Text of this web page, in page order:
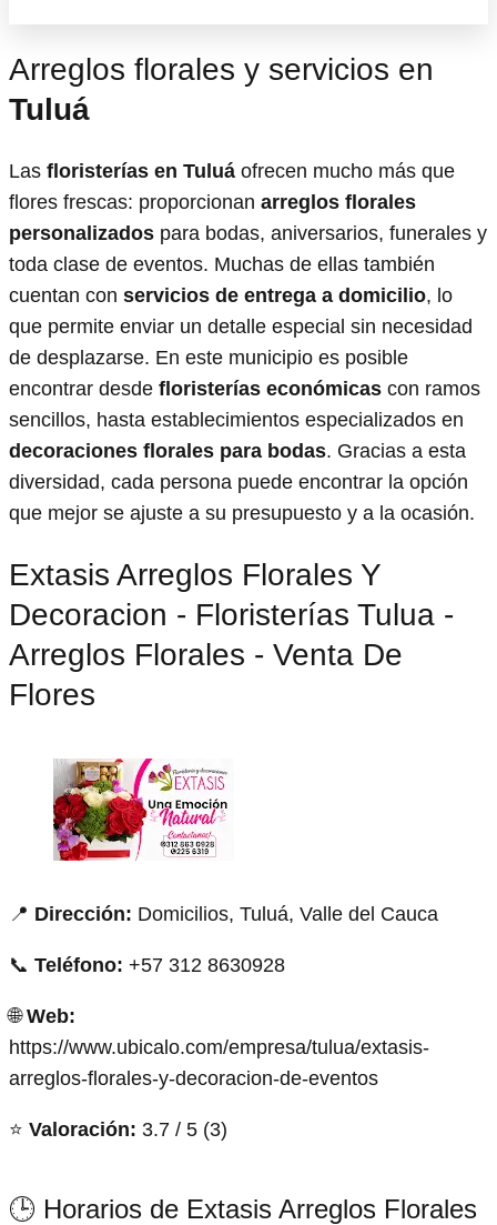
Arreglos florales y servicios en
Tuluá
Las floristerías en Tuluá ofrecen mucho más que
flores frescas: proporcionan arreglos florales
personalizados para bodas, aniversarios, funerales y
toda clase de eventos. Muchas de ellas también
cuentan con servicios de entrega a domicilio, lo
que permite enviar un detalle especial sin necesidad
de desplazarse. En este municipio es posible
encontrar desde floristerías económicas con ramos
sencillos, hasta establecimientos especializados en
decoraciones florales para bodas. Gracias a esta
diversidad, cada persona puede encontrar la opción
que mejor se ajuste a su presupuesto y a la ocasión.
Extasis Arreglos Florales Y
Decoracion - Floristerías Tulua -
Arreglos Florales - Venta De
Flores
📍 Dirección: Domicilios, Tuluá, Valle del Cauca
📞 Teléfono: +57 312 8630928
🌐Web:
https://www.ubicalo.com/empresa/tulua/extasis-
arreglos-florales-y-decoracion-de-eventos
⭐ Valoración: 3.7 / 5 (3)
🕒 Horarios de Extasis Arreglos Florales